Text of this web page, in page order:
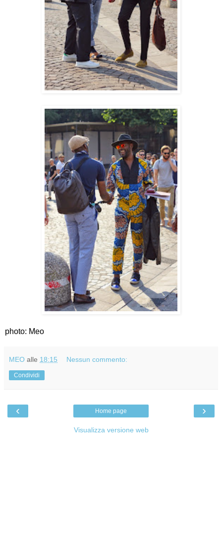
photo: Meo
MEO alle 18:15 Nessun commento:
Condividi
‹ ›
Home page
Visualizza versione web